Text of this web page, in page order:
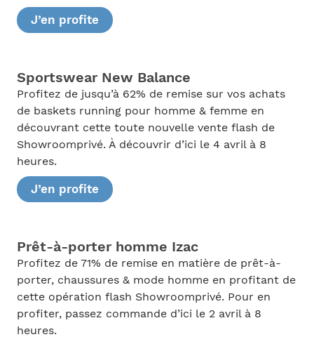
J’en profite
Sportswear New Balance
Profitez de jusqu’à 62% de remise sur vos achats
de baskets running pour homme & femme en
découvrant cette toute nouvelle vente flash de
Showroomprivé. À découvrir d’ici le 4 avril à 8
heures.
J’en profite
Prêt-à-porter homme Izac
Profitez de 71% de remise en matière de prêt-à-
porter, chaussures & mode homme en profitant de
cette opération flash Showroomprivé. Pour en
profiter, passez commande d’ici le 2 avril à 8
heures.